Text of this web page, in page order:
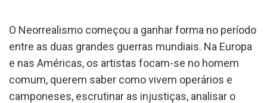
O Neorrealismo começou a ganhar forma no período
entre as duas grandes guerras mundiais. Na Europa
e nas Américas, os artistas focam-se no homem
comum, querem saber como vivem operários e
camponeses, escrutinar as injustiças, analisar o